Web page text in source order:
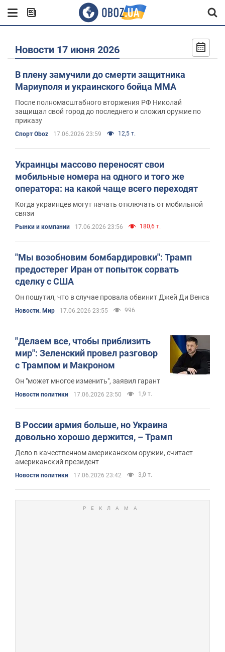
Новости 17 июня 2026
В плену замучили до смерти защитника
Мариуполя и украинского бойца ММА
После полномасштабного вторжения РФ Николай
защищал свой город до последнего и сложил оружие по
приказу
Спорт Oboz 17.06.2026 23:59 12,5 т.
Украинцы массово переносят свои
мобильные номера на одного и того же
оператора: на какой чаще всего переходят
Когда украинцев могут начать отключать от мобильной
связи
Рынки и компании 17.06.2026 23:56 180,6 т.
"Мы возобновим бомбардировки": Трамп
предостерег Иран от попыток сорвать
сделку с США
Он пошутил, что в случае провала обвинит Джей Ди Венса
Новости. Мир 17.06.2026 23:55 996
"Делаем все, чтобы приблизить
мир": Зеленский провел разговор
с Трампом и Макроном
Он "может многое изменить", заявил гарант
Новости политики 17.06.2026 23:50 1,9 т.
В России армия больше, но Украина
довольно хорошо держится, – Трамп
Дело в качественном американском оружии, считает
американский президент
Новости политики 17.06.2026 23:42 3,0 т.